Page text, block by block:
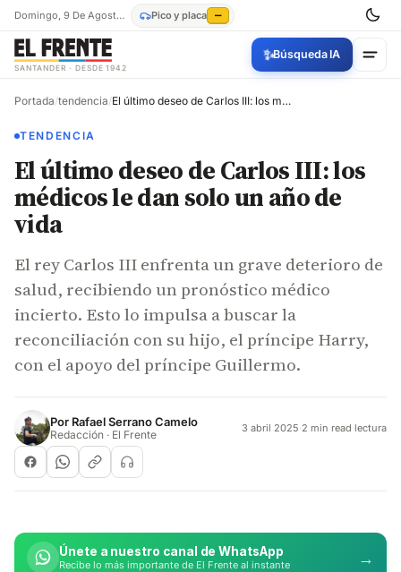
Domingo, 9 De Agosto De 2026 Pico y placa —
SANTANDER · DESDE 1942
✨Búsqueda IA
Portada/tendencia/ El último deseo de Carlos III: los médicos le dan solo un año de vida
TENDENCIA
El último deseo de Carlos III: los
médicos le dan solo un año de
vida
El rey Carlos III enfrenta un grave deterioro de
salud, recibiendo un pronóstico médico
incierto. Esto lo impulsa a buscar la
reconciliación con su hijo, el príncipe Harry,
con el apoyo del príncipe Guillermo.
Por Rafael Serrano Camelo
Redacción · El Frente 3 abril 2025·2 min read lectura
Únete a nuestro canal de WhatsApp
Recibe lo más importante de El Frente al instante →